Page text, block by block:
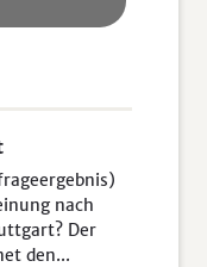
nach
Der
den...